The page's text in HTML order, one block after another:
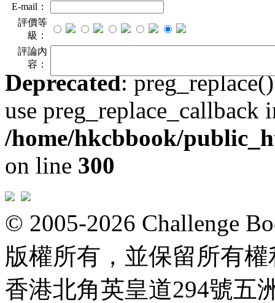
E-mail：
評價等
級：
評論內
容：
Deprecated:
use preg_replace_callback
/home/hkcbbook/
on line 300
© 2005-2026 Challenge
版權所有，並保留所有權
香港北角英皇道294號五